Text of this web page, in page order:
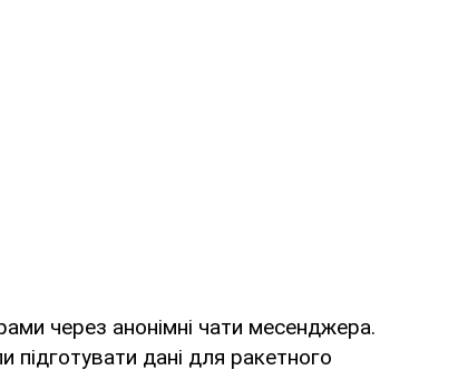
через анонімні чати месенджера.
дані для ракетного